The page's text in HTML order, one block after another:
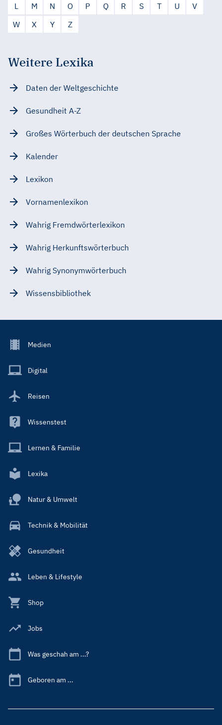
L
M N O P Q R S T U
V
W
X Y Z
Weitere Lexika
Daten der Weltgeschichte
Gesundheit A-Z
Großes Wörterbuch der deutschen Sprache
Kalender
Lexikon
Vornamenlexikon
Wahrig Fremdwörterlexikon
Wahrig Herkunftswörterbuch
Wahrig Synonymwörterbuch
Wissensbibliothek
Footer
Main
Medien
Digital
Reisen
Wissenstest
Lernen & Familie
Lexika
Natur & Umwelt
Technik & Mobilität
Gesundheit
Leben & Lifestyle
Shop
Jobs
Was geschah am ...?
Geboren am ...